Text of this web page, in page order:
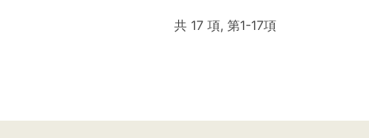
共 17 項, 第1-17項